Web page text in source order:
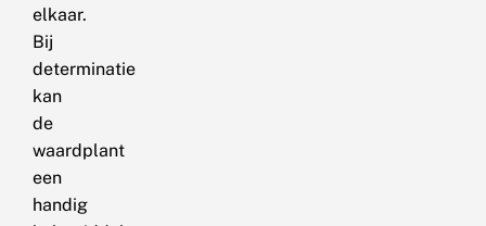
elkaar.
Bij
determinatie
kan
de
waardplant
een
handig